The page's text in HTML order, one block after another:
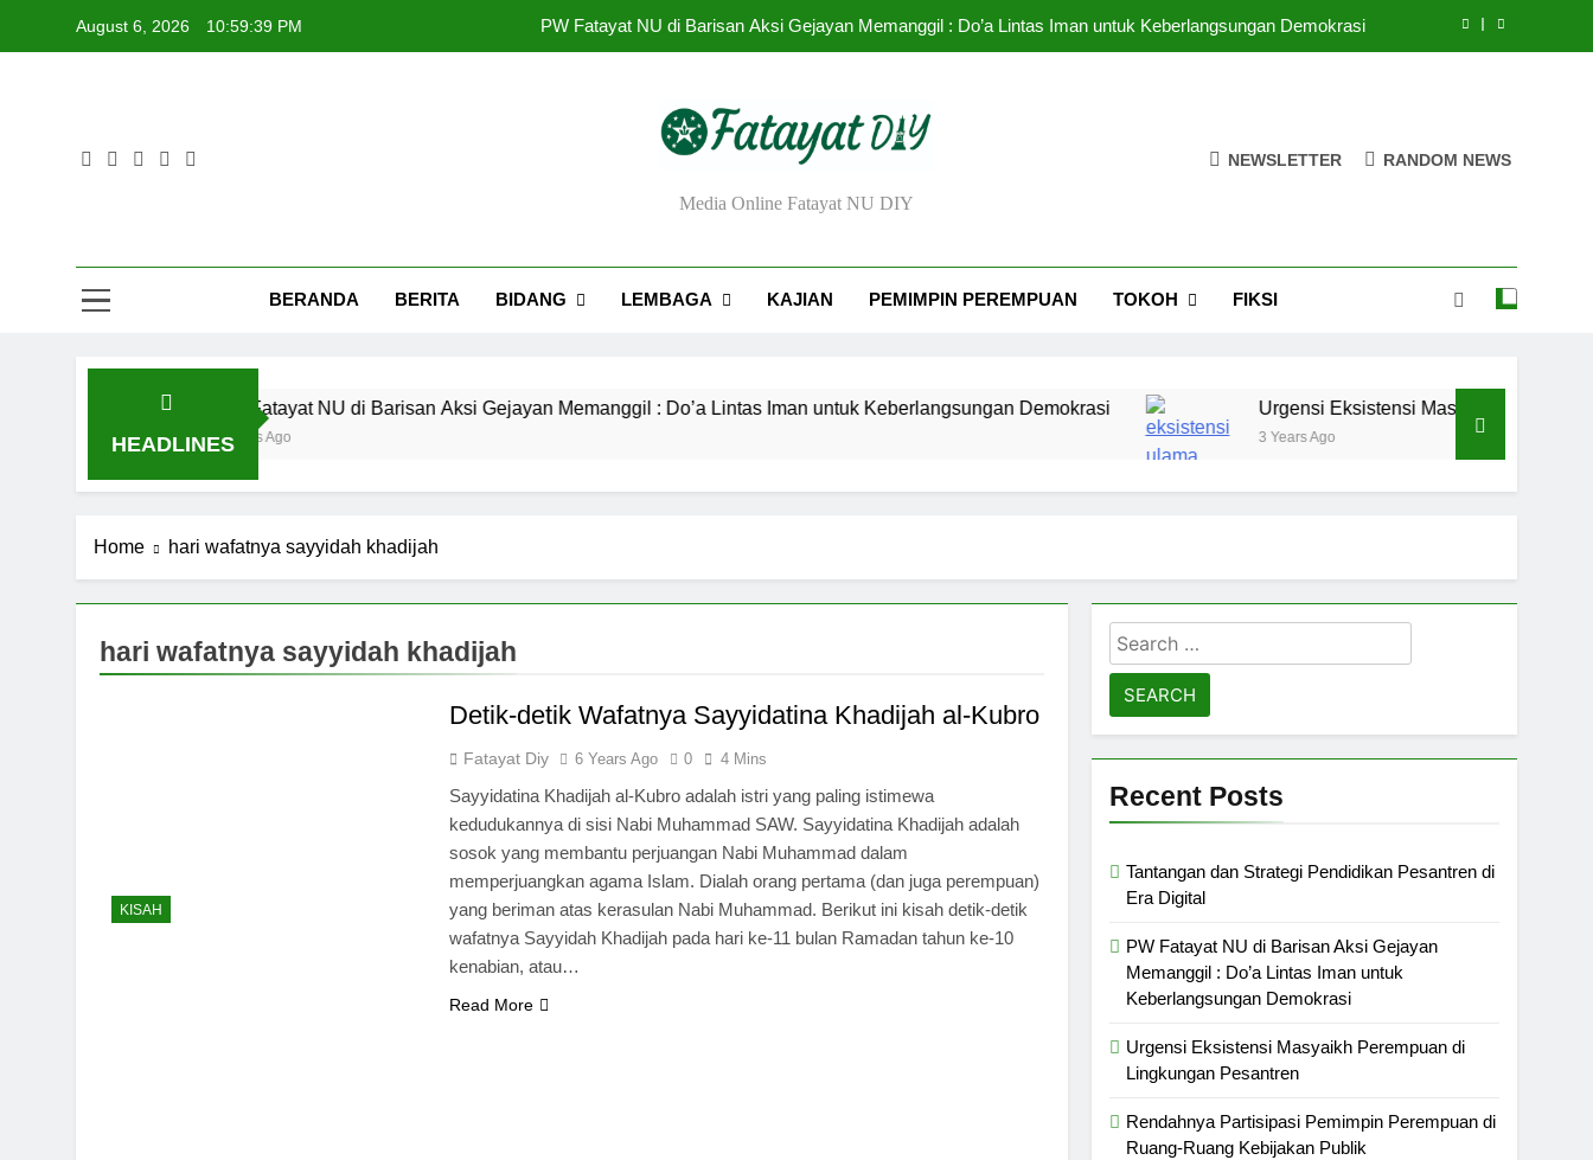
August 6, 2026 10:59:39 PM Urgensi Eksistensi Masyaikh Perempuan di Lingkungan Pesantren
Tantangan dan Strategi Pendidikan Pesantren di Era Digital
Fatayat NU DIY
Media Online Fatayat NU DIY
NEWSLETTER RANDOM NEWS
BERANDA BERITA BIDANG LEMBAGA KAJIAN PEMIMPIN PEREMPUAN TOKOH FIKSI
HEADLINES
PW Fatayat NU di Barisan Aksi Gejayan Memanggil : Do’a Lintas Iman untuk Keberlangsungan Demokrasi
2 Years Ago
Urgensi Eksistensi Masyaikh Perempuan di
3 Years Ago
Home hari wafatnya sayyidah khadijah
hari wafatnya sayyidah khadijah
KISAH
Detik-detik Wafatnya Sayyidatina Khadijah al-Kubro
Fatayat Diy 6 Years Ago 0 4 Mins
Sayyidatina Khadijah al-Kubro adalah istri yang paling istimewa
kedudukannya di sisi Nabi Muhammad SAW. Sayyidatina Khadijah adalah
sosok yang membantu perjuangan Nabi Muhammad dalam
memperjuangkan agama Islam. Dialah orang pertama (dan juga perempuan)
yang beriman atas kerasulan Nabi Muhammad. Berikut ini kisah detik-detik
wafatnya Sayyidah Khadijah pada hari ke-11 bulan Ramadan tahun ke-10
kenabian, atau…
Read More
Search
for:
Recent Posts
Tantangan dan Strategi Pendidikan Pesantren di
Era Digital
PW Fatayat NU di Barisan Aksi Gejayan
Memanggil : Do’a Lintas Iman untuk
Keberlangsungan Demokrasi
Urgensi Eksistensi Masyaikh Perempuan di
Lingkungan Pesantren
Rendahnya Partisipasi Pemimpin Perempuan di
Ruang-Ruang Kebijakan Publik